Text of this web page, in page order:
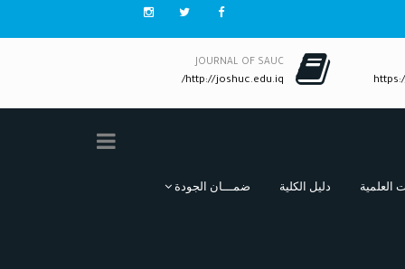
JOURNAL OF SAUC
http://joshuc.edu.iq/
العلمية دليل الكلية ضمـــان الجودة